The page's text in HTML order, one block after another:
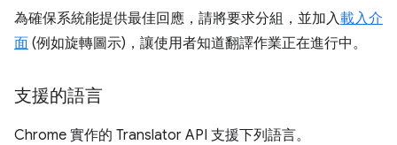
為確保系統能提供最佳回應，請將要求分組，並加入載入介
面 (例如旋轉圖示)，讓使用者知道翻譯作業正在進行中。
支援的語言
Chrome 實作的 Translator API 支援下列語言。